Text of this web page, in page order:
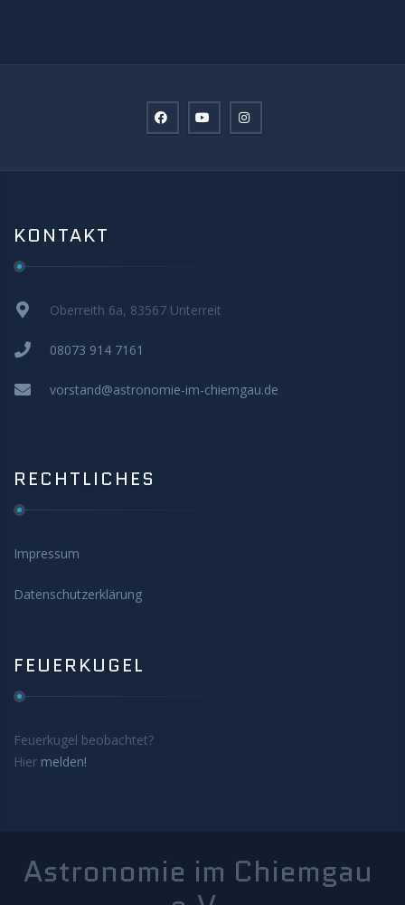
KONTAKT
Oberreith 6a, 83567 Unterreit
08073 914 7161
vorstand@astronomie-im-chiemgau.de
RECHTLICHES
Impressum
Datenschutzerklärung
FEUERKUGEL
Feuerkugel beobachtet?
Hier melden!
Astronomie im Chiemgau